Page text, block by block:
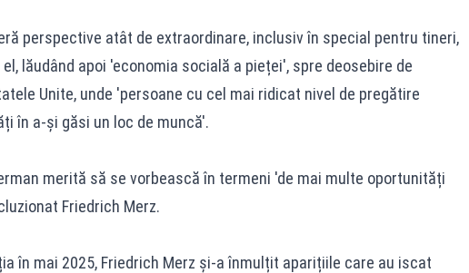
perspective atât de extraordinare, inclusiv în special pentru tineri,
lăudând apoi 'economia socială a pieței', spre deosebire de
Unite, unde 'persoane cu cel mai ridicat nivel de pregătire
în a-și găsi un loc de muncă'.
merită să se vorbească în termeni 'de mai multe oportunități
Friedrich Merz.
în mai 2025, Friedrich Merz și-a înmulțit aparițiile care au iscat